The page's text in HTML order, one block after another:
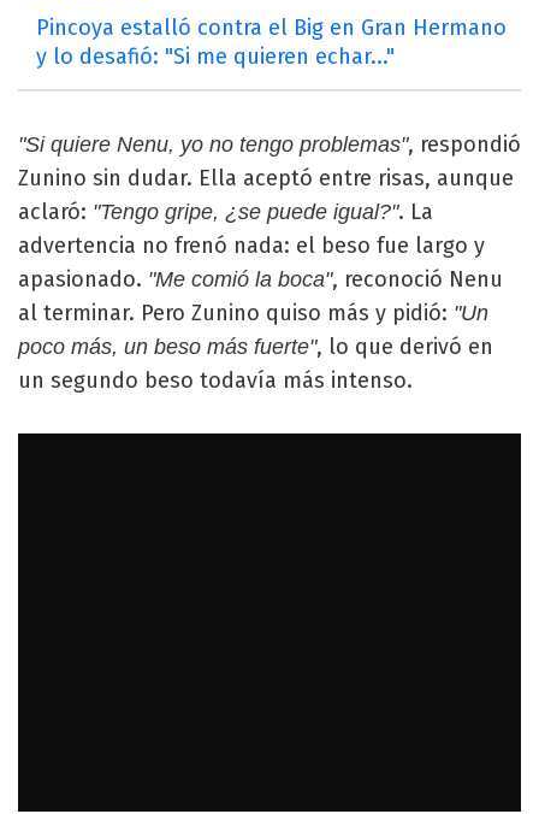
Pincoya estalló contra el Big en Gran Hermano
y lo desafió: "Si me quieren echar..."
"Si quiere Nenu, yo no tengo problemas", respondió
Zunino sin dudar. Ella aceptó entre risas, aunque
aclaró: "Tengo gripe, ¿se puede igual?". La
advertencia no frenó nada: el beso fue largo y
apasionado. "Me comió la boca", reconoció Nenu
al terminar. Pero Zunino quiso más y pidió: "Un
poco más, un beso más fuerte", lo que derivó en
un segundo beso todavía más intenso.